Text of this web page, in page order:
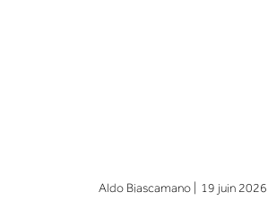
Aldo Biascamano | 19 juin 2026